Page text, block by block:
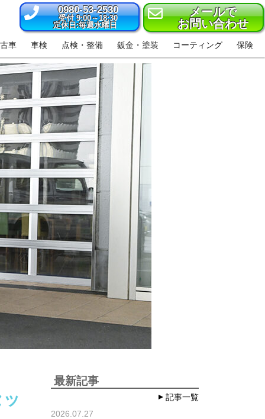
0980-53-2530
受付 9:00～18:30
定休日:毎週水曜日
メールで
お問い合わせ
車 車検 点検・整備 鈑金・塗装 コーティング 保険
最新記事
記事一覧
2026.07.27